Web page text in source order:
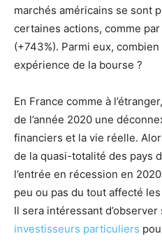
marchés américains se sont
certaines actions, comme
(+743%). Parmi eux,
expérience de la bourse ?
En France comme à
de l’année 2020 une
financiers et la vie réelle.
de la quasi-totalité des pays
l’entrée en récession en
peu ou pas du tout affecté
Il sera intéressant d’observer
investisseurs particuliers